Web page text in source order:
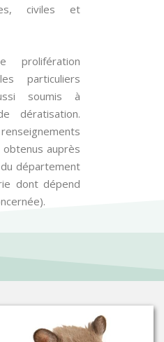
civiles et
prolifération
particuliers
soumis à
dératisation.
auprès
département
dont dépend